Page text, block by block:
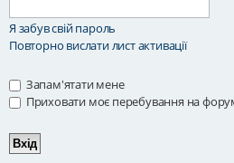
Я забув свій пароль
Повторно вислати лист активації
Запам'ятати мене
Приховати моє перебування на